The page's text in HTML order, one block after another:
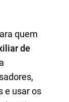
quem
de
e usar os